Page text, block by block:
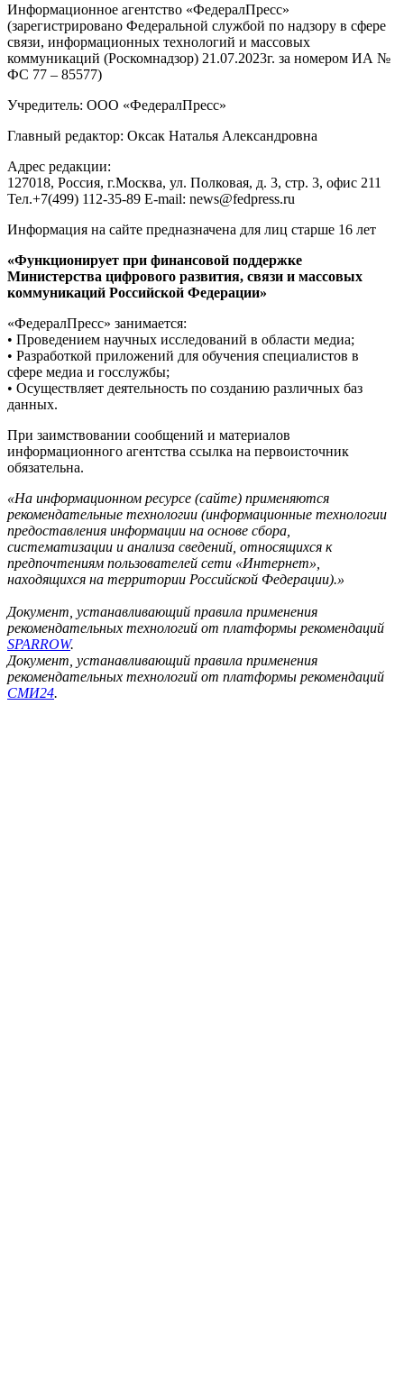
Информационное агентство «ФедералПресс»
(зарегистрировано Федеральной службой по надзору в сфере
связи, информационных технологий и массовых
коммуникаций (Роскомнадзор) 21.07.2023г. за номером ИА №
ФС 77 – 85577)
Учредитель: ООО «ФедералПресс»
Главный редактор: Оксак Наталья Александровна
Адрес редакции:
127018, Россия, г.Москва, ул. Полковая, д. 3, стр. 3, офис 211
Тел.+7(499) 112-35-89 E-mail: news@fedpress.ru
Информация на сайте предназначена для лиц старше 16 лет
«Функционирует при финансовой поддержке
Министерства цифрового развития, связи и массовых
коммуникаций Российской Федерации»
«ФедералПресс» занимается:
• Проведением научных исследований в области медиа;
• Разработкой приложений для обучения специалистов в
сфере медиа и госслужбы;
• Осуществляет деятельность по созданию различных баз
данных.
При заимствовании сообщений и материалов
информационного агентства ссылка на первоисточник
обязательна.
«На информационном ресурсе (сайте) применяются
рекомендательные технологии (информационные технологии
предоставления информации на основе сбора,
систематизации и анализа сведений, относящихся к
предпочтениям пользователей сети «Интернет»,
находящихся на территории Российской Федерации).»
Документ, устанавливающий правила применения
рекомендательных технологий от платформы рекомендаций
SPARROW.
Документ, устанавливающий правила применения
рекомендательных технологий от платформы рекомендаций
СМИ24.